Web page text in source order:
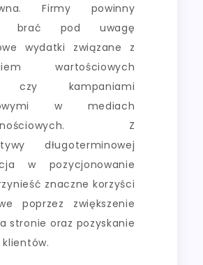
Firmy powinny
brać pod uwagę
wydatki związane z
wartościowych
czy kampaniami
w mediach
Z
długoterminowej
w pozycjonowanie
znaczne korzyści
poprzez zwiększenie
stronie oraz pozyskanie